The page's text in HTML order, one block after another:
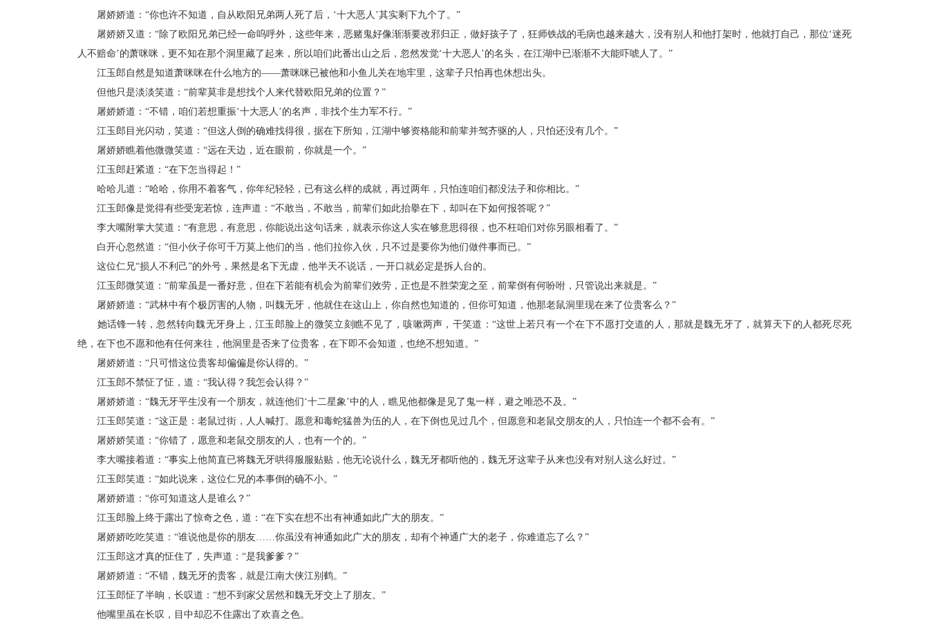
屠娇娇道：“你也许不知道，自从欧阳兄弟两人死了后，‘十大恶人’其实剩下九个了。”
屠娇娇又道：“除了欧阳兄弟已经一命呜呼外，这些年来，恶赌鬼好像渐渐要改邪归正，做好孩子了，狂师铁战的毛病也越来越大，没有别人和他打架时，他就打自己，那位‘迷死
人不赔命’的萧咪咪，更不知在那个洞里藏了起来，所以咱们此番出山之后，忽然发觉‘十大恶人’的名头，在江湖中已渐渐不大能吓唬人了。”
江玉郎自然是知道萧咪咪在什么地方的——萧咪咪已被他和小鱼儿关在地牢里，这辈子只怕再也休想出头。
但他只是淡淡笑道：“前辈莫非是想找个人来代替欧阳兄弟的位置？”
屠娇娇道：“不错，咱们若想重振‘十大恶人’的名声，非找个生力军不行。”
江玉郎目光闪动，笑道：“但这人倒的确难找得很，据在下所知，江湖中够资格能和前辈并驾齐驱的人，只怕还没有几个。”
屠娇娇瞧着他微微笑道：“远在天边，近在眼前，你就是一个。”
江玉郎赶紧道：“在下怎当得起！”
哈哈儿道：“哈哈，你用不着客气，你年纪轻轻，已有这么样的成就，再过两年，只怕连咱们都没法子和你相比。”
江玉郎像是觉得有些受宠若惊，连声道：“不敢当，不敢当，前辈们如此抬擧在下，却叫在下如何报答呢？”
李大嘴附掌大笑道：“有意思，有意思，你能说出这句话来，就表示你这人实在够意思得很，也不枉咱们对你另眼相看了。”
白开心忽然道：“但小伙子你可千万莫上他们的当，他们拉你入伙，只不过是要你为他们做件事而已。”
这位仁兄“损人不利己”的外号，果然是名下无虚，他半天不说话，一开口就必定是拆人台的。
江玉郎微笑道：“前辈虽是一番好意，但在下若能有机会为前辈们效劳，正也是不胜荣宠之至，前辈倒有何吩咐，只管说出来就是。”
屠娇娇道：“武林中有个极厉害的人物，叫魏无牙，他就住在这山上，你自然也知道的，但你可知道，他那老鼠洞里现在来了位贵客么？”
她话锋一转，忽然转向魏无牙身上，江玉郎脸上的微笑立刻瞧不见了，咳嗽两声，干笑道：“这世上若只有一个在下不愿打交道的人，那就是魏无牙了，就算天下的人都死尽死
绝，在下也不愿和他有任何来往，他洞里是否来了位贵客，在下即不会知道，也绝不想知道。”
屠娇娇道：“只可惜这位贵客却偏偏是你认得的。”
江玉郎不禁怔了怔，道：“我认得？我怎会认得？”
屠娇娇道：“魏无牙平生没有一个朋友，就连他们‘十二星象’中的人，瞧见他都像是见了鬼一样，避之唯恐不及。”
江玉郎笑道：“这正是：老鼠过街，人人喊打。愿意和毒蛇猛兽为伍的人，在下倒也见过几个，但愿意和老鼠交朋友的人，只怕连一个都不会有。”
屠娇娇笑道：“你错了，愿意和老鼠交朋友的人，也有一个的。”
李大嘴接着道：“事实上他简直已将魏无牙哄得服服贴贴，他无论说什么，魏无牙都听他的，魏无牙这辈子从来也没有对别人这么好过。”
江玉郎笑道：“如此说来，这位仁兄的本事倒的确不小。”
屠娇娇道：“你可知道这人是谁么？”
江玉郎脸上终于露出了惊奇之色，道：“在下实在想不出有神通如此广大的朋友。”
屠娇娇吃吃笑道：“谁说他是你的朋友……你虽没有神通如此广大的朋友，却有个神通广大的老子，你难道忘了么？”
江玉郎这才真的怔住了，失声道：“是我爹爹？”
屠娇娇道：“不错，魏无牙的贵客，就是江南大侠江别鹤。”
江玉郎怔了半晌，长叹道：“想不到家父居然和魏无牙交上了朋友。”
他嘴里虽在长叹，目中却忍不住露出了欢喜之色。